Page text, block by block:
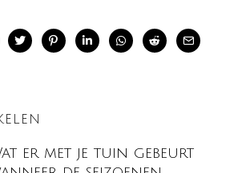
er met je tuin gebeurt